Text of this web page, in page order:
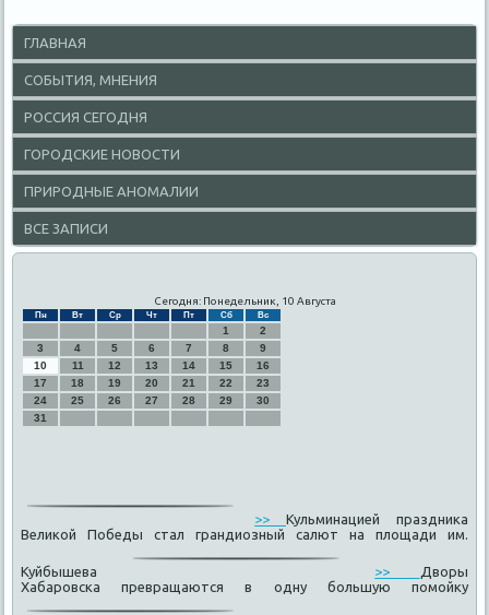
ГЛАВНАЯ
СОБЫТИЯ, МНЕНИЯ
РОССИЯ СЕГОДНЯ
ГОРОДСКИЕ НОВОСТИ
ПРИРОДНЫЕ АНОМАЛИИ
ВСЕ ЗАПИСИ
Сегодня: Понедельник, 10 Августа
Пн Вт Ср Чт Пт Сб Вс
1
2
3
4 5 6 7 8
9
10
11 12 13 14 15
16
17
18 19 20 21 22
23
24
25 26 27 28 29
30
31
>> Кульминацией праздника
Великой Победы стал грандиозный салют на площади им.
Куйбышева >>
Дворы
Хабаровска превращаются в одну большую помойку